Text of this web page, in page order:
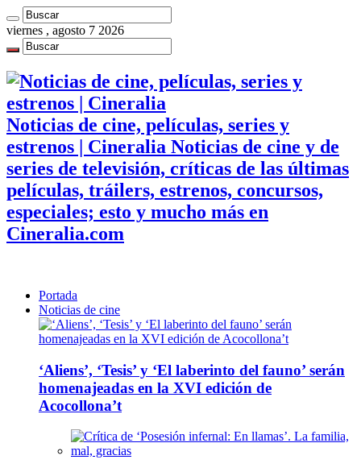
viernes , agosto 7 2026
Noticias de cine, películas, series y
estrenos | Cineralia Noticias de cine y de
series de televisión, críticas de las últimas
películas, tráilers, estrenos, concursos,
especiales; esto y mucho más en
Cineralia.com
Portada
Noticias de cine
‘Aliens’, ‘Tesis’ y ‘El laberinto del fauno’ serán
homenajeadas en la XVI edición de
Acocollona’t